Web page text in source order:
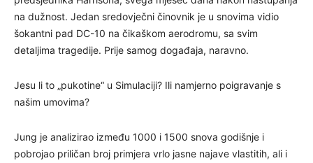
na dužnost. Jedan sredovječni činovnik je u snovima vidio
šokantni pad DC-10 na čikaškom aerodromu, sa svim
detaljima tragedije. Prije samog događaja, naravno.
Jesu li to „pukotine“ u Simulaciji? Ili namjerno poigravanje s
našim umovima?
Jung je analizirao između 1000 i 1500 snova godišnje i
pobrojao priličan broj primjera vrlo jasne najave vlastitih, ali i